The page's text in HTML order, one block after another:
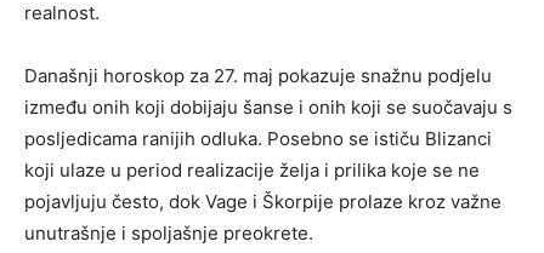
realnost.
Današnji horoskop za 27. maj pokazuje snažnu podjelu
između onih koji dobijaju šanse i onih koji se suočavaju s
posljedicama ranijih odluka. Posebno se ističu Blizanci
koji ulaze u period realizacije želja i prilika koje se ne
pojavljuju često, dok Vage i Škorpije prolaze kroz važne
unutrašnje i spoljašnje preokrete.